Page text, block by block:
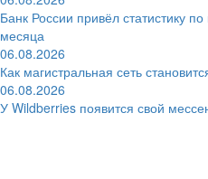
Банк России привёл статистику
месяца
06.08.2026
Как магистральная сеть
06.08.2026
У Wildberries появится свой